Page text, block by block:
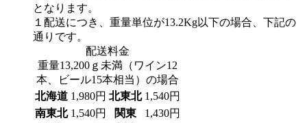
となります。
１配送につき、重量単位が13.2Kg以下の場合、下記の
通りです。
配送料金
重量13,200ｇ未満（ワイン12
本、ビール15本相当）の場合
北海道 1,980円 北東北 1,540円
南東北 1,540円 関東
1,430円